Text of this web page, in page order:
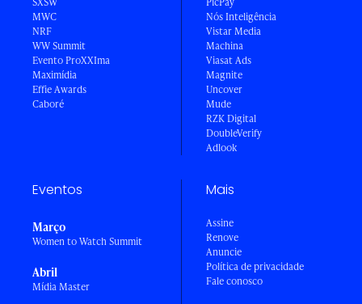
MWC
NRF
WW Summit
Evento ProXXIma
Maximídia
Effie Awards
Caboré
Nós Inteligência
Vistar Media
Machina
Viasat Ads
Magnite
Uncover
Mude
RZK Digital
DoubleVerify
Adlook
Eventos
Março
Women to Watch Summit
Abril
Mídia Master
Mais
Assine
Renove
Anuncie
Política de privacidade
Fale conosco